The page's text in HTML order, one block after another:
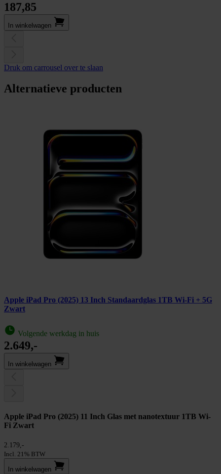
187,85
In winkel­wagen
Druk om carrousel over te slaan
Alternatieve producten
Apple iPad Pro (2025) 13 Inch Standaardglas 1TB Wi-Fi + 5G
Zwart
Volgende werkdag in huis
2.649,-
In winkel­wagen
Apple iPad Pro (2025) 11 Inch Glas met nanotextuur 1TB Wi-
Fi Zwart
2.179,-
Incl. 21% BTW
In winkel­wagen